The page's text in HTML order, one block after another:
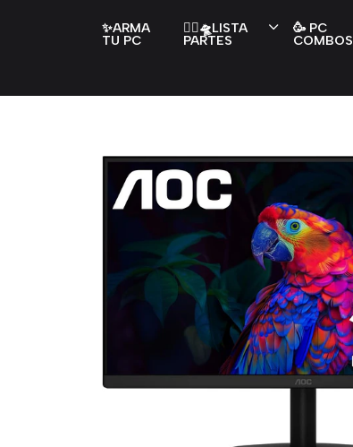
✨ARMA
TU PC
👇🏻🛸LISTA
PARTES
🥳 PC
COMBOS